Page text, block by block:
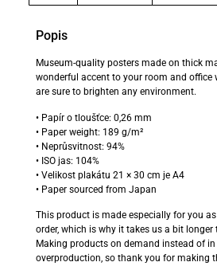
Popis
Museum-quality posters made on thick
wonderful accent to your room and office
are sure to brighten any environment.
• Papír o tloušťce: 0,26 mm
• Paper weight: 189 g/m²
• Neprůsvitnost: 94%
• ISO jas: 104%
• Velikost plakátu 21 × 30 cm je A4
• Paper sourced from Japan
This product is made especially for you
order, which is why it takes us a bit longer
Making products on demand instead of
overproduction, so thank you for making